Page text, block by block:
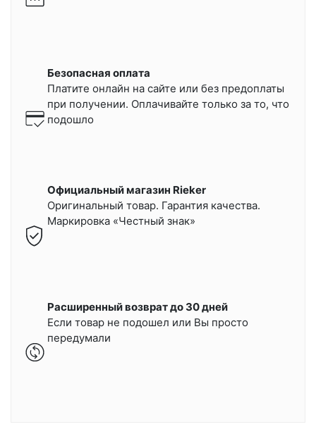
Безопасная оплата
Платите онлайн на сайте или без предоплаты
при получении. Оплачивайте только за то, что
подошло
Официальный магазин Rieker
Оригинальный товар. Гарантия качества.
Маркировка «Честный знак»
Расширенный возврат до 30 дней
Если товар не подошел или Вы просто
передумали